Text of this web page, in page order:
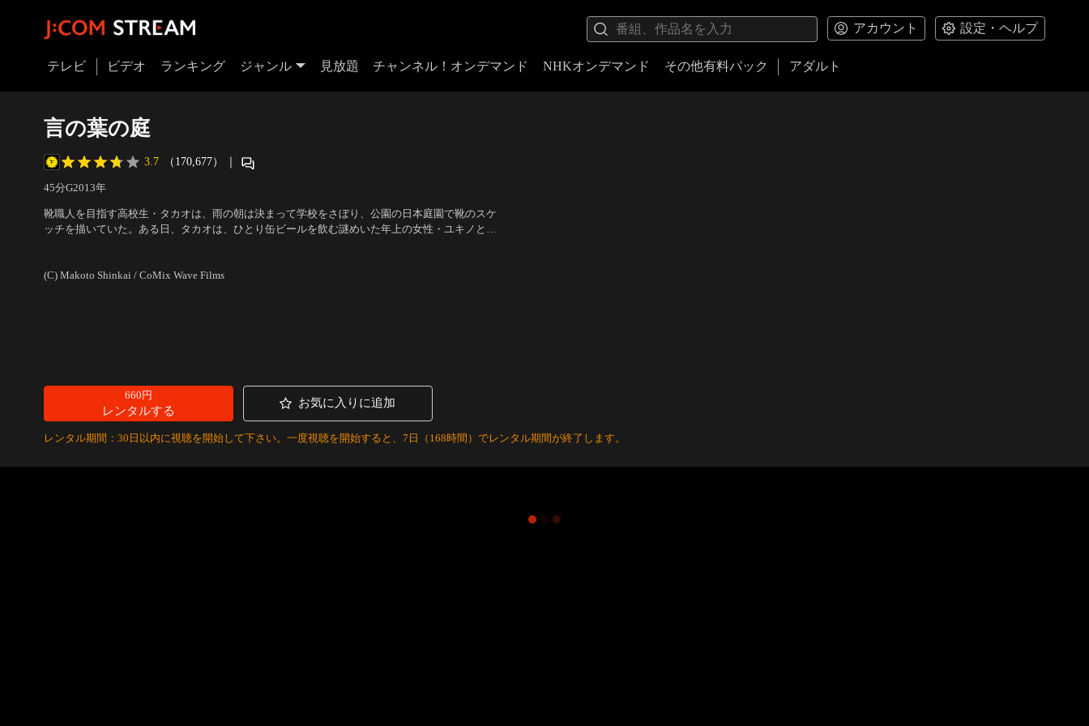
アカウント 設定・ヘルプ
テレビ ビデオ ランキング ジャンル 見放題 チャンネル！オンデマンド NHKオンデマンド その他有料パック アダルト
言の葉の庭
3.7 （170,677） ｜
45分G2013年
靴職人を目指す高校生・タカオは、雨の朝は決まって学校をさぼり、公園の日本庭園で靴のスケ
ッチを描いていた。ある日、タカオは、ひとり缶ビールを飲む謎めいた年上の女性・ユキノと出
(C) Makoto Shinkai / CoMix Wave Films
660円
レンタルする
お気に入りに追加
レンタル期間：30日以内に視聴を開始して下さい。一度視聴を開始すると、7日（168時間）でレンタル期間が終了します。